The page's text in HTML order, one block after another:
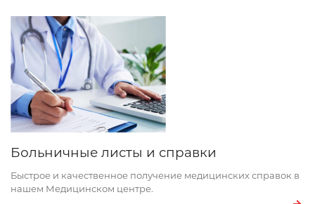
Больничные листы и справки
Быстрое и качественное получение медицинских справок в
нашем Медицинском центре.